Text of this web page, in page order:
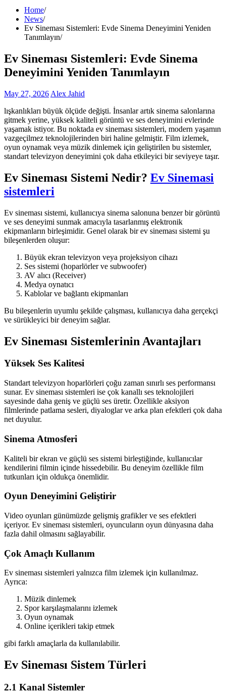
Home
News
Ev Sineması Sistemleri: Evde Sinema Deneyimini Yeniden
Tanımlayın
Ev Sineması Sistemleri: Evde Sinema
Deneyimini Yeniden Tanımlayın
May 27, 2026 Alex Jahid
lışkanlıkları büyük ölçüde değişti. İnsanlar artık sinema salonlarına
gitmek yerine, yüksek kaliteli görüntü ve ses deneyimini evlerinde
yaşamak istiyor. Bu noktada ev sineması sistemleri, modern yaşamın
vazgeçilmez teknolojilerinden biri haline gelmiştir. Film izlemek,
oyun oynamak veya müzik dinlemek için geliştirilen bu sistemler,
standart televizyon deneyimini çok daha etkileyici bir seviyeye taşır.
Ev Sineması Sistemi Nedir? Ev Sinemasi
sistemleri
Ev sineması sistemi, kullanıcıya sinema salonuna benzer bir görüntü
ve ses deneyimi sunmak amacıyla tasarlanmış elektronik
ekipmanların birleşimidir. Genel olarak bir ev sineması sistemi şu
bileşenlerden oluşur:
Büyük ekran televizyon veya projeksiyon cihazı
Ses sistemi (hoparlörler ve subwoofer)
AV alıcı (Receiver)
Medya oynatıcı
Kablolar ve bağlantı ekipmanları
Bu bileşenlerin uyumlu şekilde çalışması, kullanıcıya daha gerçekçi
ve sürükleyici bir deneyim sağlar.
Ev Sineması Sistemlerinin Avantajları
Yüksek Ses Kalitesi
Standart televizyon hoparlörleri çoğu zaman sınırlı ses performansı
sunar. Ev sineması sistemleri ise çok kanallı ses teknolojileri
sayesinde daha geniş ve güçlü ses üretir. Özellikle aksiyon
filmlerinde patlama sesleri, diyaloglar ve arka plan efektleri çok daha
net duyulur.
Sinema Atmosferi
Kaliteli bir ekran ve güçlü ses sistemi birleştiğinde, kullanıcılar
kendilerini filmin içinde hissedebilir. Bu deneyim özellikle film
tutkunları için oldukça önemlidir.
Oyun Deneyimini Geliştirir
Video oyunları günümüzde gelişmiş grafikler ve ses efektleri
içeriyor. Ev sineması sistemleri, oyuncuların oyun dünyasına daha
fazla dahil olmasını sağlayabilir.
Çok Amaçlı Kullanım
Ev sineması sistemleri yalnızca film izlemek için kullanılmaz.
Ayrıca:
Müzik dinlemek
Spor karşılaşmalarını izlemek
Oyun oynamak
Online içerikleri takip etmek
gibi farklı amaçlarla da kullanılabilir.
Ev Sineması Sistem Türleri
2.1 Kanal Sistemler